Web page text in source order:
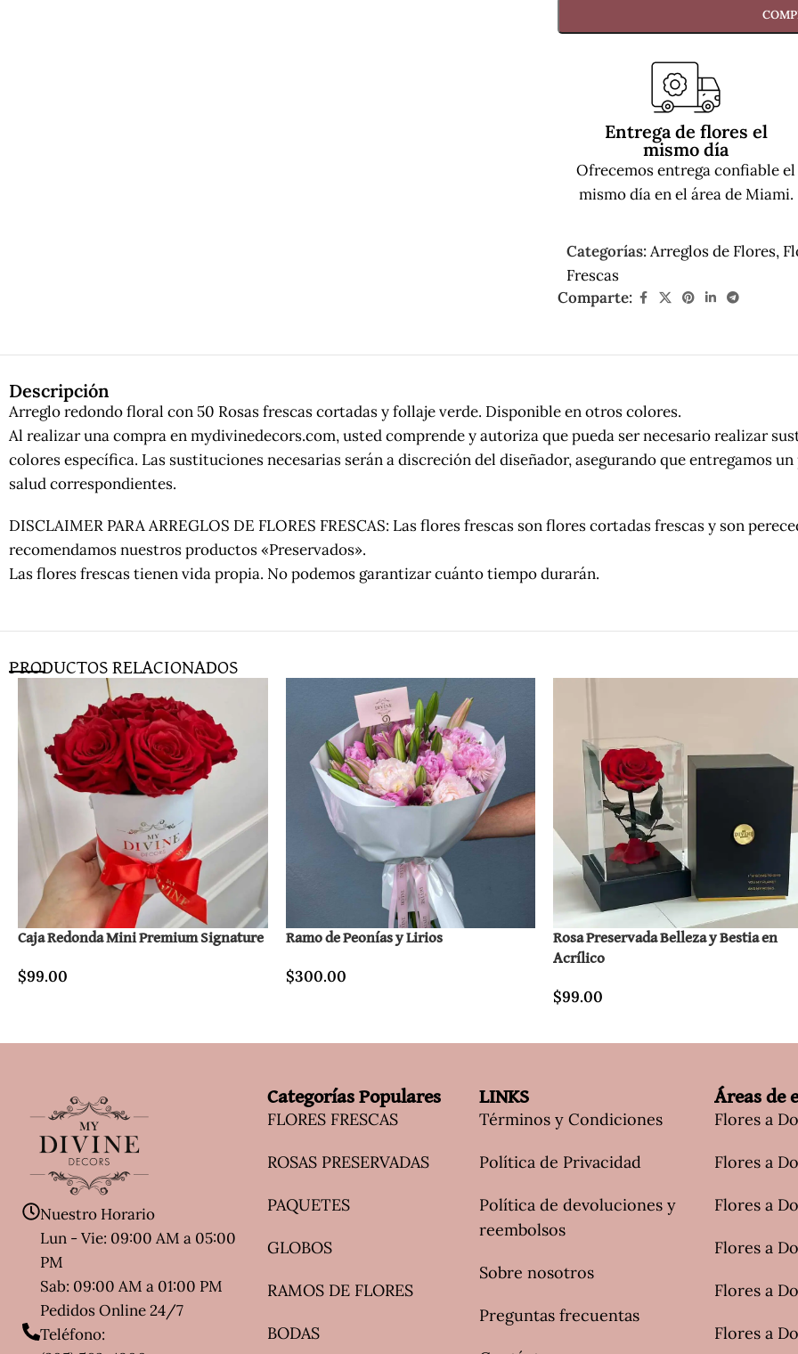
Entrega de flores el
mismo día
Ofrecemos entrega confiable el
mismo día en el área de Miami.
Categorías:Arreglos de Flores,
Frescas
Comparte:
Descripción
Arreglo redondo floral con 50 Rosas frescas cortadas y follaje verde. Disponible en otros colores.
Al realizar una compra en mydivinedecors.com, usted comprende y autoriza que pueda ser necesario realizar
colores específica. Las sustituciones necesarias serán a discreción del diseñador, asegurando que entregamos
salud correspondientes.
DISCLAIMER PARA ARREGLOS DE FLORES FRESCAS: Las flores frescas son flores cortadas frescas y son
recomendamos nuestros productos «Preservados».
Las flores frescas tienen vida propia. No podemos garantizar cuánto tiempo durarán.
PRODUCTOS RELACIONADOS
Caja Redonda Mini Premium Signature
$99.00
Ramo de Peonías y Lirios
$300.00
Rosa Preservada Belleza y Bestia en
Acrílico
$99.00
Nuestro Horario
Lun - Vie: 09:00 AM a 05:00
PM
Sab: 09:00 AM a 01:00 PM
Pedidos Online 24/7
Teléfono:
Categorías Populares
FLORES FRESCAS
ROSAS PRESERVADAS
PAQUETES
GLOBOS
RAMOS DE FLORES
BODAS
LINKS
Términos y Condiciones
Política de Privacidad
Política de devoluciones y
reembolsos
Sobre nosotros
Preguntas frecuentas
Áreas de
Flores a
Flores a
Flores a
Flores a
Flores a
Flores a